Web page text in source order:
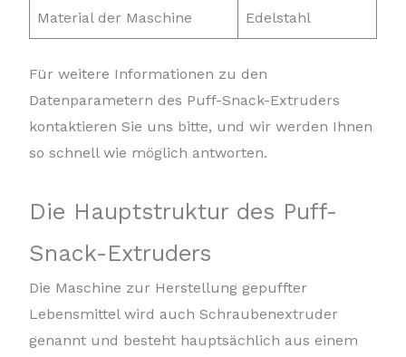
Material der Maschine Edelstahl
Für weitere Informationen zu den
Datenparametern des Puff-Snack-Extruders
kontaktieren Sie uns bitte, und wir werden Ihnen
so schnell wie möglich antworten.
Die Hauptstruktur des Puff-
Snack-Extruders
Die Maschine zur Herstellung gepuffter
Lebensmittel wird auch Schraubenextruder
genannt und besteht hauptsächlich aus einem